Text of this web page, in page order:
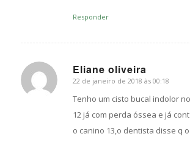
Responder
Eliane oliveira
s
ays:
22 de janeiro de 2018 às 00:18
Tenho um cisto bucal indolor
12 já com perda óssea e já
o canino 13,o dentista disse q